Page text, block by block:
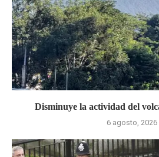
Disminuye la actividad del
6 agosto, 2026